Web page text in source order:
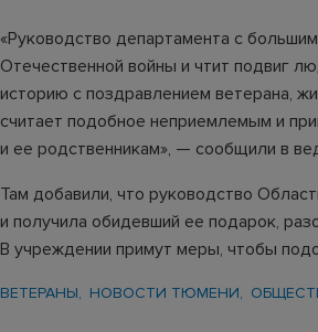
«Руководство департамента с
Отечественной войны и чтит подвиг
историю с поздравлением ветерана,
считает подобное неприемлемым и
и ее родственникам», — сообщили в
Там добавили, что руководство
и получила обидевший ее подарок,
В учреждении примут меры, чтобы
ВЕТЕРАНЫ НОВОСТИ ТЮМЕНИ